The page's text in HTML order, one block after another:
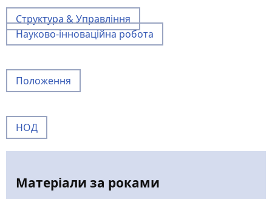
Структура & Управління
Науково-інноваційна робота
Положення
НОД
Матеріали за роками